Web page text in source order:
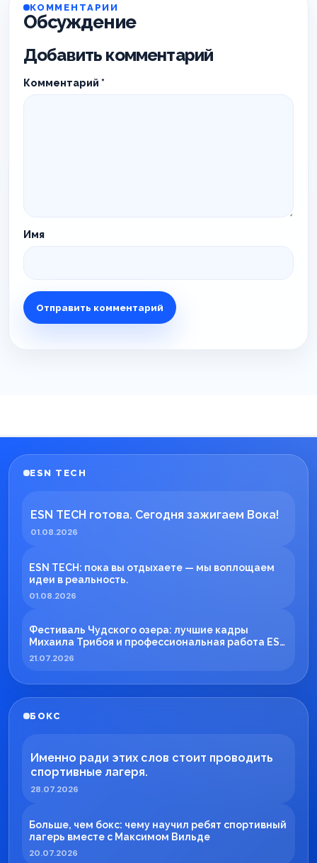
КОММЕНТАРИИ
Обсуждение
Добавить комментарий
Комментарий *
Имя
ESN TECH
ESN TECH готова. Сегодня зажигаем Вока!
01.08.2026
ESN TECH: пока вы отдыхаете — мы воплощаем
идеи в реальность.
01.08.2026
Фестиваль Чудского озера: лучшие кадры
Михаила Трибоя и профессиональная работа ESN
TECH
21.07.2026
БОКС
Именно ради этих слов стоит проводить
спортивные лагеря.
28.07.2026
Больше, чем бокс: чему научил ребят спортивный
лагерь вместе с Максимом Вильде
20.07.2026